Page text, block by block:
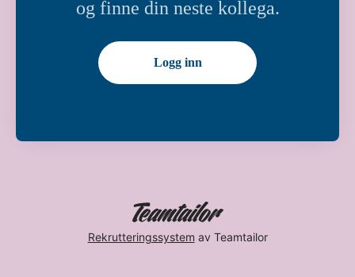
og finne din neste kollega.
Logg inn
Rekrutteringssystem av Teamtailor